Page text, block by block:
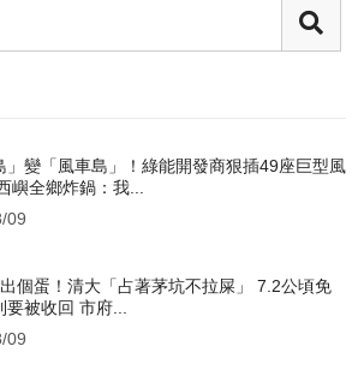
」變「風車島」！綠能開發商狠插49座巨型風
嶼全鄉炸鍋：我...
09
個蛋！清大「占著茅坑不拉屎」 7.2公頃免
要被收回 市府...
09